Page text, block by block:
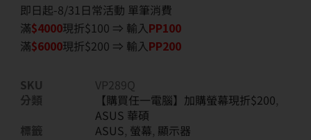
即日起-8/31日常活動 單筆消費
滿$4000現折$100 ⇒ 輸入PP100
滿$6000現折$200 ⇒ 輸入PP200
SKU
VP289Q
分類
【購買任一電腦】加購螢幕現折$200,
ASUS 華碩
標籤
ASUS, 螢幕, 顯示器